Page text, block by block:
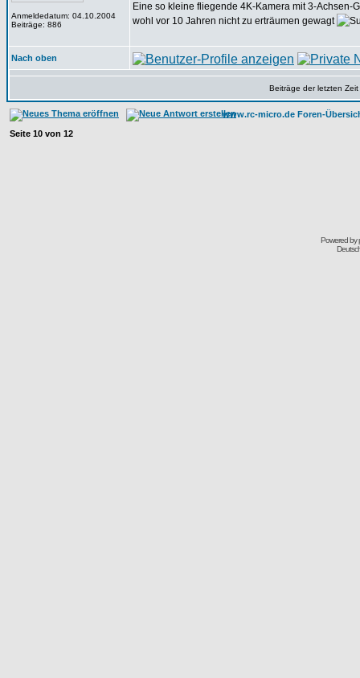
Anmeldedatum: 04.10.2004
Beiträge: 886
Eine so kleine fliegende 4K-Kamera mit 3-
wohl vor 10 Jahren nicht zu erträumen gewagt
Nach oben
Beiträge der letzten
www.rc-micro.de Foren-
Seite 10 von 12
Powered by